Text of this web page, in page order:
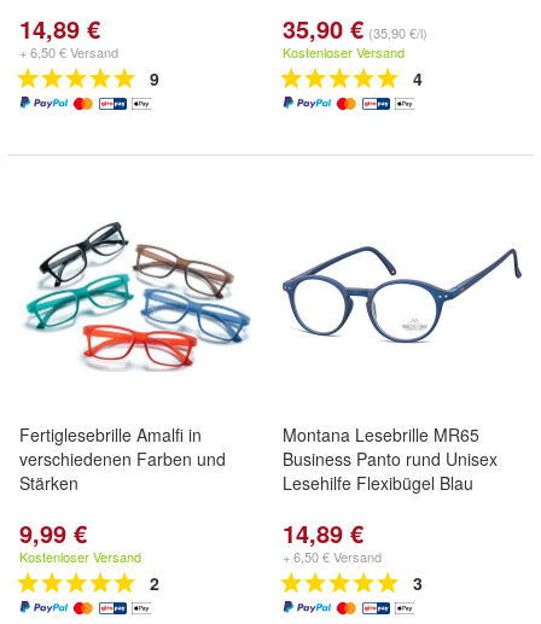
14,89 €
+ 6,50 € Versand
9
35,90 € (35,90 €/l)
Kostenloser Versand
4
Fertiglesebrille Amalfi in
verschiedenen Farben und
Stärken
9,99 €
Kostenloser Versand
2
Montana Lesebrille MR65
Business Panto rund Unisex
Lesehilfe Flexibügel Blau
14,89 €
+ 6,50 € Versand
3